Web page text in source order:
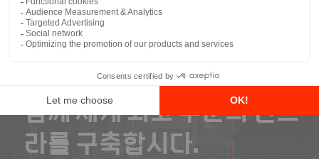
함께 세계 최고 수준의 인프
라를 구축합시다.